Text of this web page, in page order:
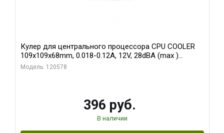
Кулер для центрального процессора CPU COOLER
109x109x68mm, 0.018-0.12A, 12V, 28dBA (max )
+/-10%
Модель: 120578
396 руб.
В наличии